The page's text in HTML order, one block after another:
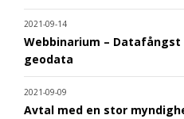
2021-09-14
Webbinarium –
geodata
2021-09-09
Avtal med en stor